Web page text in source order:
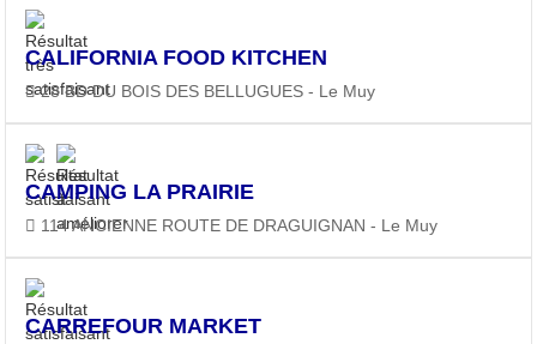
CALIFORNIA FOOD KITCHEN
28 BD DU BOIS DES BELLUGUES - Le Muy
CAMPING LA PRAIRIE
114 ANCIENNE ROUTE DE DRAGUIGNAN - Le Muy
CARREFOUR MARKET